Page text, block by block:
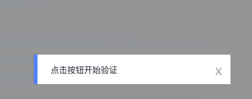
点击按钮开始验证 x